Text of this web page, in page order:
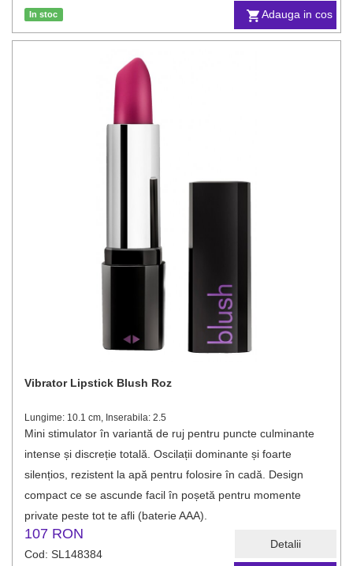
Adauga in cos
In stoc
Detalii
Vibrator Lipstick Blush Roz
Lungime: 10.1 cm, Inserabila: 2.5
Mini stimulator în variantă de ruj pentru puncte culminante
intense și discreție totală. Oscilații dominante și foarte
silențios, rezistent la apă pentru folosire în cadă. Design
compact ce se ascunde facil în poșetă pentru momente
private peste tot te afli (baterie AAA).
107 RON
Cod: SL148384